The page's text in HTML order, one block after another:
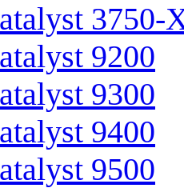
3750-
9200
9300
9400
9500